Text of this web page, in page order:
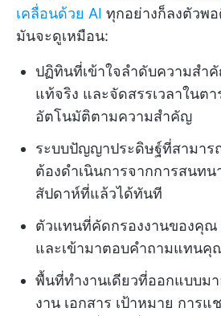
เคลื่อนด้วย AI ทุกอย่างก็ลงตัวพ
มันจะดูเหมือน:
ปฏิทินที่เข้าใจลำดับความสำ
แท้จริง และจัดสรรเวลาในต
อัตโนมัติตามความสำคัญ
ระบบปัญญาประดิษฐ์ที่สามาร
ต้องดำเนินการจากการสนท
สัปดาห์ที่แล้วได้ทันที
ตัวแทนที่คัดกรองงานของคุณ
และเข้ามาตอบคำถามแทนคุ
พื้นที่ทำงานเดียวที่ออกแบบมา
งาน เอกสาร เป้าหมาย การแ